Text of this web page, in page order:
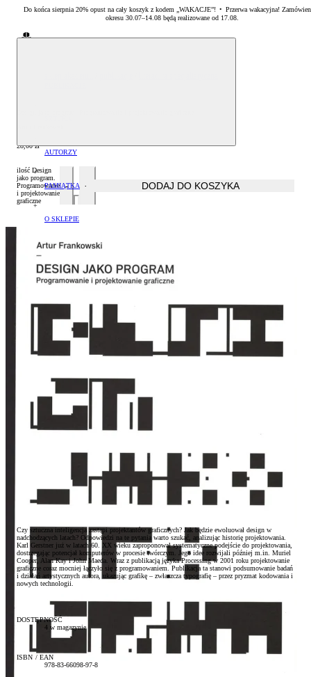
Do końca sierpnia 20% opust na cały koszyk z kodem „WAKACJE”! • Przerwa wakacyjna!
okresu 30.07–14.08 będą realizowane od 17.08.
AUTORZY
Artur Winiarski
Helena Hryszko
PAMIĄTKA
O SKLEPIE
Płatność
Dostawa
Zwroty i reklamacje
Kontakt
28,00zł
ilość Design
jako program.
Programowanie
i projektowanie
graficzne
DODAJ DO KOSZYKA
Czy sztuczna inteligencja zastąpi projektantów graficznych? Jak będzie ewoluował design w
nadchodzących latach? Odpowiedzi na te pytania warto szukać, analizując historię projektowania.
Karl Gerstner już w latach 60. XX wieku zaproponował systematyczne podejście do projektowania,
dostrzegając potencjał komputerów w procesie twórczym. Jego idee rozwijali później m.in. Muriel
Cooper, Alan Kay i John Maeda. Wraz z publikacją języka Processing w 2001 roku projektowanie
graficzne coraz mocniej łączyło się z programowaniem. Publikacja ta stanowi podsumowanie badań
i działań artystycznych autora, ukazując grafikę – zwłaszcza typografię – przez pryzmat kodowania i
nowych technologii.
DOSTĘPNOŚĆ
4 w magazynie
ISBN / EAN
978-83-66098-97-8